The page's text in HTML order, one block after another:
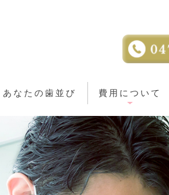
あなたの歯並び 費用について